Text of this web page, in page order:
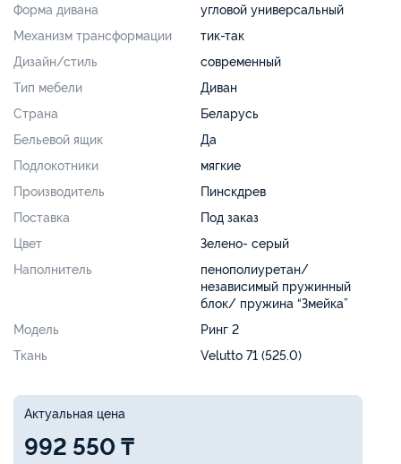
Форма дивана
угловой универсальный
Механизм трансформации
тик-так
Дизайн/стиль
современный
Тип мебели
Диван
Страна
Беларусь
Бельевой ящик
Да
Подлокотники
мягкие
Производитель
Пинскдрев
Поставка
Под заказ
Цвет
Зелено- серый
Наполнитель
пенополиуретан/
независимый пружинный
блок/ пружина “Змейка”
Модель
Ринг 2
Ткань
Velutto 71 (525.0)
Актуальная цена
992 550 ₸